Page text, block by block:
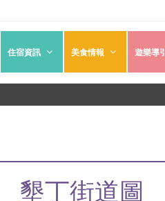
住宿資訊 美食情報 遊樂導引
墾丁街道圖